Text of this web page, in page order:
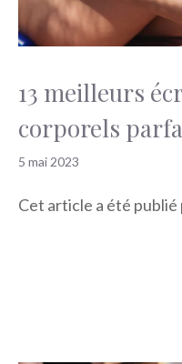
13 meilleurs
corporels
5 mai 2023
Cet article a été